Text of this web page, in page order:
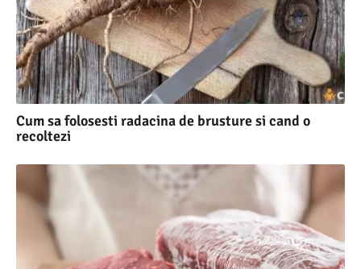
Cum sa folosesti radacina de brusture si cand o
recoltezi